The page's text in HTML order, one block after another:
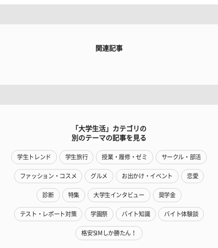
関連記事
「大学生活」カテゴリの
別のテーマの記事を見る
学生トレンド 学生旅行 授業・履修・ゼミ サークル・部活
ファッション・コスメ グルメ お出かけ・イベント 恋愛
診断 特集 大学生インタビュー 奨学金
テスト・レポート対策 学園祭 バイト知識 バイト体験談
格安SIMしか勝たん！